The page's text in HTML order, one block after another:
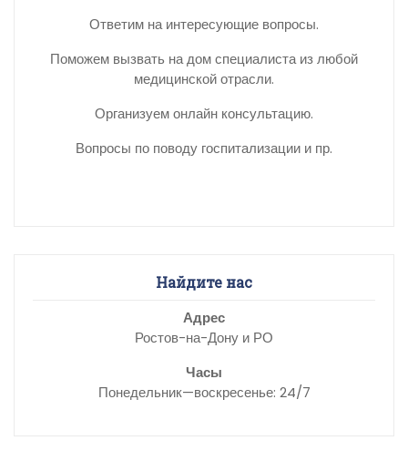
Ответим на интересующие вопросы.
Поможем вызвать на дом специалиста из любой
медицинской отрасли.
Организуем онлайн консультацию.
Вопросы по поводу госпитализации и пр.
Найдите нас
Адрес
Ростов-на-Дону и РО
Часы
Понедельник—воскресенье: 24/7